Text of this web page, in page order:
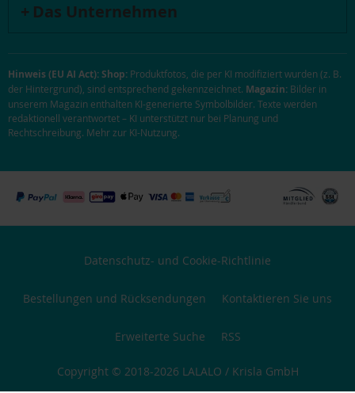
Das Unternehmen
Hinweis (EU AI Act):Shop: Produktfotos, die per KI modifiziert wurden (z. B.
der Hintergrund), sind entsprechend gekennzeichnet. Magazin: Bilder in
unserem Magazin enthalten KI-generierte Symbolbilder. Texte werden
redaktionell verantwortet – KI unterstützt nur bei Planung und
Rechtschreibung. Mehr zur KI-Nutzung.
Datenschutz- und Cookie-Richtlinie
Bestellungen und Rücksendungen Kontaktieren Sie uns
Erweiterte Suche RSS
Copyright © 2018-2026 LALALO / Krisla GmbH